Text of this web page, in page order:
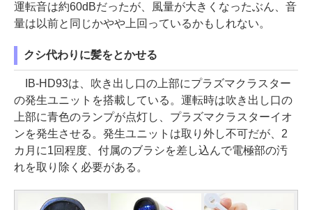
運転音は約60dBだったが、風量が大きくなったぶん、音
量は以前と同じかやや上回っているかもしれない。
クシ代わりに髪をとかせる
IB-HD93は、吹き出し口の上部にプラズマクラスター
の発生ユニットを搭載している。運転時は吹き出し口の
上部に青色のランプが点灯し、プラズマクラスターイオ
ンを発生させる。発生ユニットは取り外し不可だが、2
カ月に1回程度、付属のブラシを差し込んで電極部の汚
れを取り除く必要がある。